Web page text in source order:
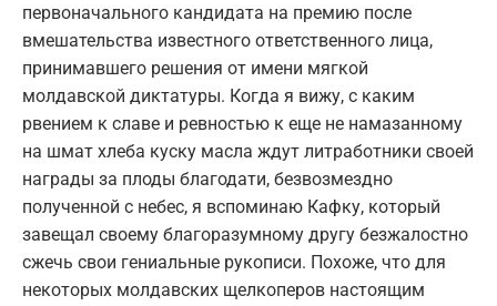
первоначального кандидата на премию после
вмешательства известного ответственного лица,
принимавшего решения от имени мягкой
молдавской диктатуры. Когда я вижу, с каким
рвением к славе и ревностью к еще не намазанному
на шмат хлеба куску масла ждут литработники своей
награды за плоды благодати, безвозмездно
полученной с небес, я вспоминаю Кафку, который
завещал своему благоразумному другу безжалостно
сжечь свои гениальные рукописи. Похоже, что для
некоторых молдавских щелкоперов настоящим